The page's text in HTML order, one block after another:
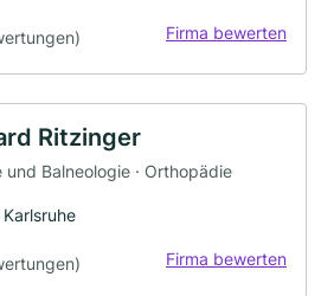
Firma bewerten
Ritzinger
Balneologie · Orthopädie
Firma bewerten